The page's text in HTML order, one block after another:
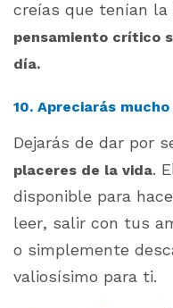
creías que tenían
pensamiento crítico
día.
10. Apreciarás
Dejarás de dar por
placeres de la vida.
disponible para
leer, salir con tus
o simplemente
valiosísimo para ti.